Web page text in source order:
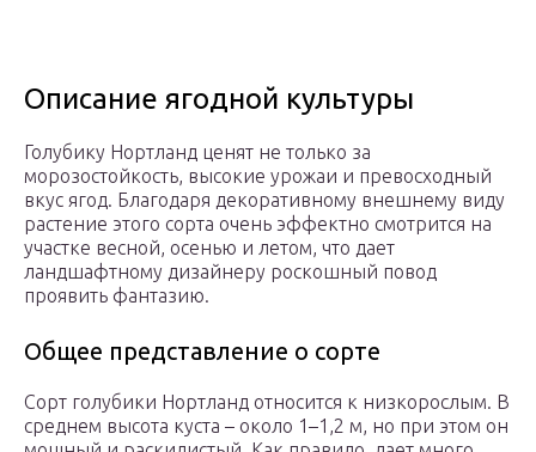
Описание ягодной культуры
Голубику Нортланд ценят не только за
морозостойкость, высокие урожаи и превосходный
вкус ягод. Благодаря декоративному внешнему виду
растение этого сорта очень эффектно смотрится на
участке весной, осенью и летом, что дает
ландшафтному дизайнеру роскошный повод
проявить фантазию.
Общее представление о сорте
Сорт голубики Нортланд относится к низкорослым. В
среднем высота куста – около 1–1,2 м, но при этом он